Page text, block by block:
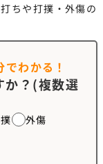
ちや打撲・外傷の
でわかる！
か？(複数選
外傷